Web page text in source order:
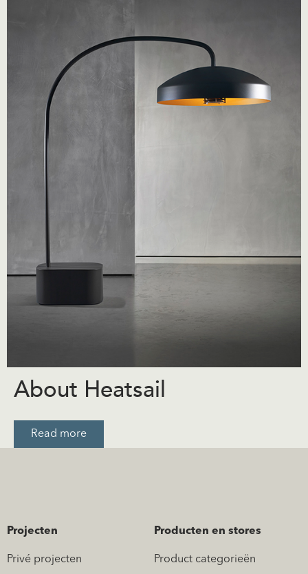
About Heatsail
Read more
Projecten
Privé projecten
Producten en stores
Product categorieën